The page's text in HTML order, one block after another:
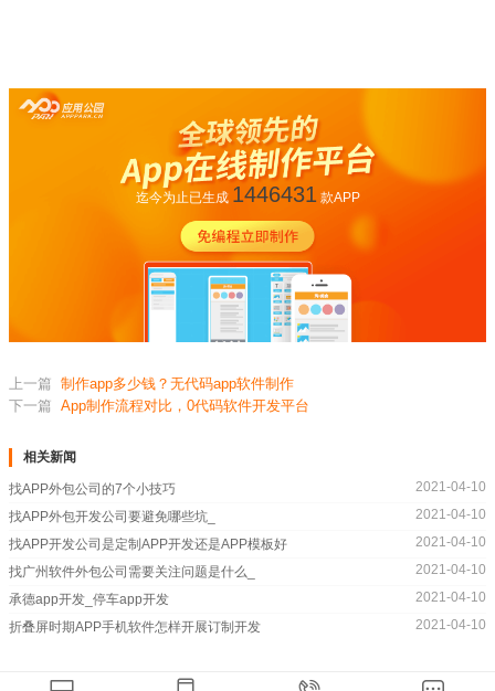
迄今为止已生成 1446431款APP
上一篇 制作app多少钱？无代码app软件制作
下一篇 App制作流程对比，0代码软件开发平台
相关新闻
找APP外包公司的7个小技巧
2021-04-10
找APP外包开发公司要避免哪些坑_
2021-04-10
找APP开发公司是定制APP开发还是APP模板好
2021-04-10
找广州软件外包公司需要关注问题是什么_
2021-04-10
承德app开发_停车app开发
2021-04-10
折叠屏时期APP手机软件怎样开展订制开发
2021-04-10